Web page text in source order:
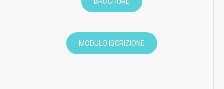
MODULO ISCRIZIONE